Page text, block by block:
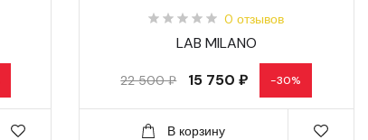
0 отзывов
LAB MILANO
22 500 ₽ 15 750 ₽ -30%
В корзину